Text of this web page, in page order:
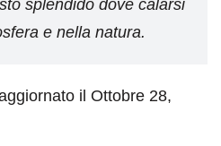
splendido dove calarsi
e nella natura.
il Ottobre 28,